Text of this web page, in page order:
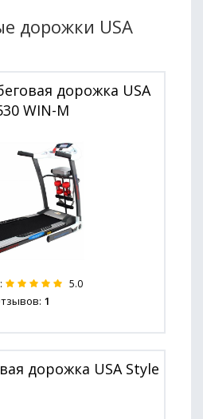
дорожки USA
дорожка USA
WIN-M
5.0
1
дорожка USA Style